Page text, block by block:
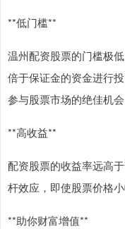
**低门槛**
温州配资股票的门槛极
倍于保证金的资金进行
参与股票市场的绝佳机会
**高收益**
配资股票的收益率远高
杆效应，即使股票价格
**助你财富增值**